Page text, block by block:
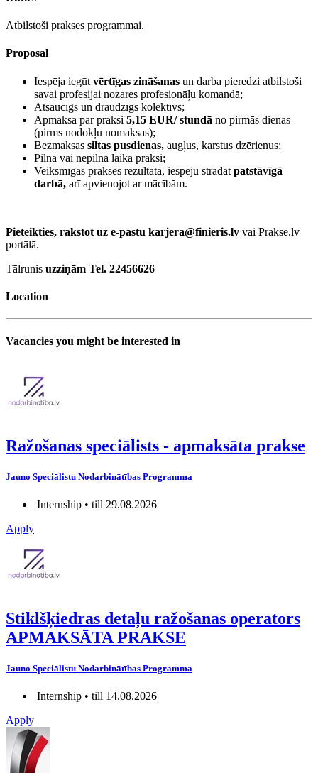
Atbilstoši prakses programmai.
Proposal
Iespēja iegūt vērtīgas zināšanas un darba pieredzi atbilstoši
savai profesijai nozares profesionāļu komandā;
Atsaucīgs un draudzīgs kolektīvs;
Apmaksa par praksi 5,15 EUR/ stundā no pirmās dienas
(pirms nodokļu nomaksas);
Bezmaksas siltas pusdienas, augļus, karstus dzērienus;
Pilna vai nepilna laika praksi;
Veiksmīgas prakses rezultātā, iespēju strādāt patstāvīgā
darbā, arī apvienojot ar mācībām.
Pieteikties, rakstot uz e-pastu karjera@finieris.lv vai Prakse.lv
portālā.
Tālrunis uzziņām Tel. 22456626
Location
Vacancies you might be interested in
Ražošanas speciālists - apmaksāta prakse
Jauno Speciālistu Nodarbinātības Programma
Internship • till 29.08.2026
Apply
Stiklšķiedras detaļu ražošanas operators
APMAKSĀTA PRAKSE
Jauno Speciālistu Nodarbinātības Programma
Internship • till 14.08.2026
Apply